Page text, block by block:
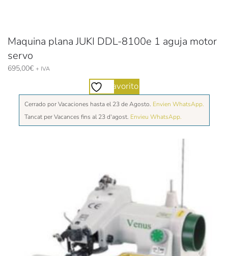
Maquina plana JUKI DDL-8100e 1 aguja motor
servo
695,00€ + IVA
Favorito
Cerrado por Vacaciones hasta el 23 de Agosto. Envien WhatsApp.
Tancat per Vacances fins al 23 d'agost. Envieu WhatsApp.